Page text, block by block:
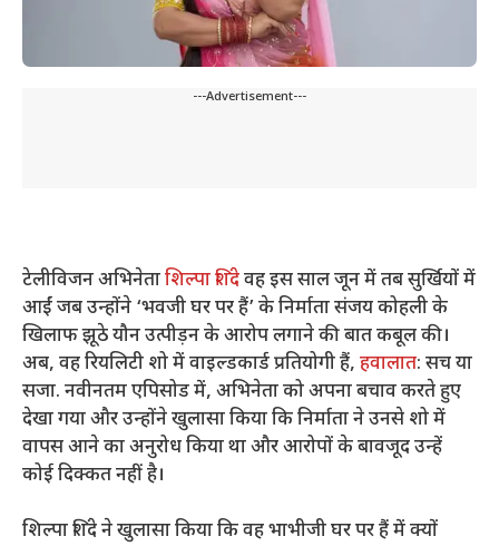
---Advertisement---
टेलीविजन अभिनेताशिल्पा शिंदेवह इस साल जून में तब सुर्खियों में
आईं जब उन्होंने ‘भवजी घर पर हैं’ के निर्माता संजय कोहली के
खिलाफ झूठे यौन उत्पीड़न के आरोप लगाने की बात कबूल की।
अब, वह रियलिटी शो में वाइल्डकार्ड प्रतियोगी हैं, हवालात: सच या
सजा. नवीनतम एपिसोड में, अभिनेता को अपना बचाव करते हुए
देखा गया और उन्होंने खुलासा किया कि निर्माता ने उनसे शो में
वापस आने का अनुरोध किया था और आरोपों के बावजूद उन्हें
कोई दिक्कत नहीं है।
शिल्पा शिंदे ने खुलासा किया कि वह भाभीजी घर पर हैं में क्यों